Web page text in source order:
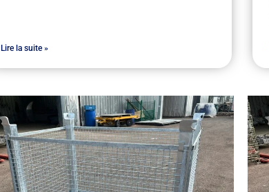
Lire la suite »